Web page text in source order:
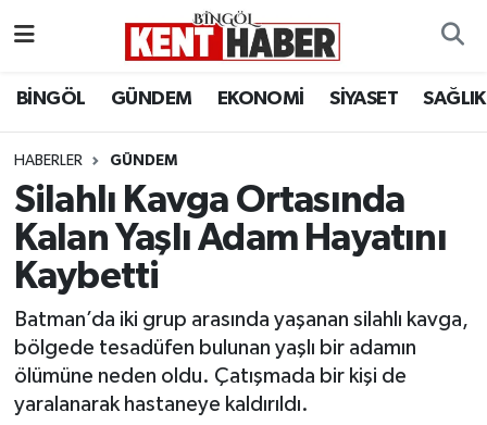
BİNGÖL GÜNDEM EKONOMİ SİYASET SAĞLIK
HABERLER GÜNDEM
Silahlı Kavga Ortasında
Kalan Yaşlı Adam Hayatını
Kaybetti
Batman’da iki grup arasında yaşanan silahlı kavga,
bölgede tesadüfen bulunan yaşlı bir adamın
ölümüne neden oldu. Çatışmada bir kişi de
yaralanarak hastaneye kaldırıldı.
BİLİM-TEKNOLOJİ
DÜNYA
EĞİTİM
GENÇ
GÜNDEM
Bingöl Hava Durumu
Bingöl Namaz Vakitleri
Bingöl Trafik Yoğunluk Haritası
Tüm Manşetler
Son Dakika Haberleri